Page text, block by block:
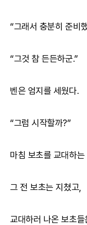
“그래서 충분히 준비
“그것 참 든든하군.”
벤은 엄지를 세웠다.
“그럼 시작할까?”
마침 보초를 교대하는
그 전 보초는 지쳤고,
교대하러 나온 보초